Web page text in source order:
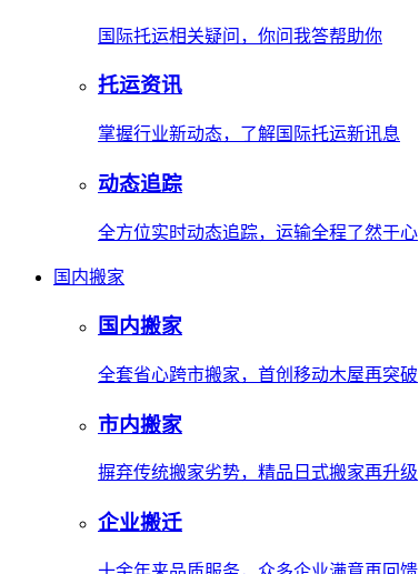
国际托运相关疑问，你问我答帮助你
托运资讯
掌握行业新动态，了解国际托运新讯息
动态追踪
全方位实时动态追踪，运输全程了然于心
国内搬家
国内搬家
全套省心跨市搬家，首创移动木屋再突破
市内搬家
摒弃传统搬家劣势，精品日式搬家再升级
企业搬迁